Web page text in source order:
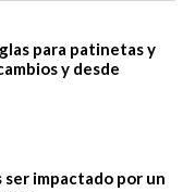
para patinetas y
y desde
impactado por un